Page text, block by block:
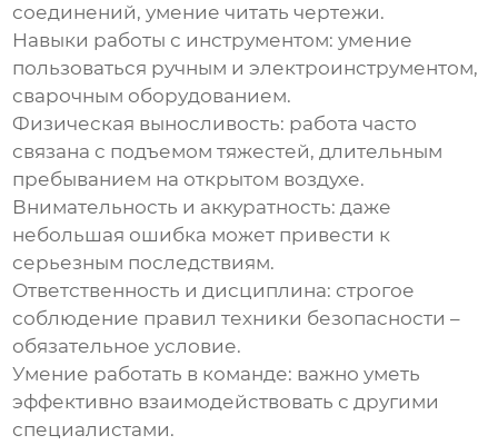
соединений, умение читать чертежи.
Навыки работы с инструментом: умение
пользоваться ручным и электроинструментом,
сварочным оборудованием.
Физическая выносливость: работа часто
связана с подъемом тяжестей, длительным
пребыванием на открытом воздухе.
Внимательность и аккуратность: даже
небольшая ошибка может привести к
серьезным последствиям.
Ответственность и дисциплина: строгое
соблюдение правил техники безопасности –
обязательное условие.
Умение работать в команде: важно уметь
эффективно взаимодействовать с другими
специалистами.